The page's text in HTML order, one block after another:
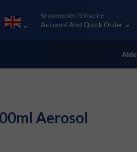
Se connecter / S’inscrire
Account And Quick Order
Aide
Aerosol